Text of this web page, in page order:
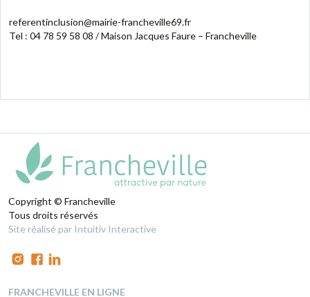
referentinclusion@mairie-francheville69.fr
Tel : 04 78 59 58 08 / Maison Jacques Faure – Francheville
Copyright © Francheville
Tous droits réservés
Site réalisé par Intuitiv Interactive
FRANCHEVILLE EN LIGNE